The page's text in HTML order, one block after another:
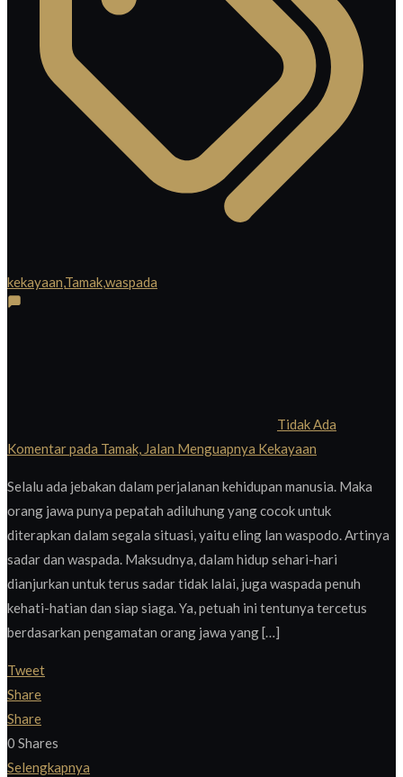
kekayaan,Tamak,waspada
Tidak Ada
Komentarpada Tamak, Jalan Menguapnya Kekayaan
Selalu ada jebakan dalam perjalanan kehidupan manusia. Maka
orang jawa punya pepatah adiluhung yang cocok untuk
diterapkan dalam segala situasi, yaitu eling lan waspodo. Artinya
sadar dan waspada. Maksudnya, dalam hidup sehari-hari
dianjurkan untuk terus sadar tidak lalai, juga waspada penuh
kehati-hatian dan siap siaga. Ya, petuah ini tentunya tercetus
berdasarkan pengamatan orang jawa yang […]
Tweet
Share
Share
0 Shares
Selengkapnya